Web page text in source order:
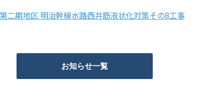
二期地区 明治幹線水路西井筋液状化対策その8工事
お知らせ一覧